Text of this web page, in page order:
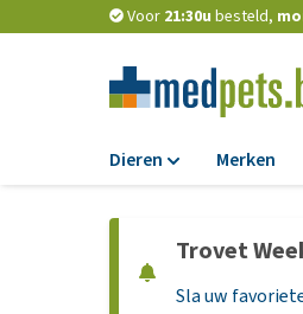
Voor 21:30u besteld,
Dieren Merken
Trovet
Sla uw